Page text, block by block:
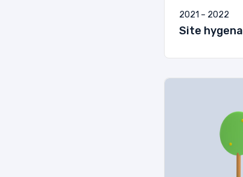
2021 – 2022
Site hygena